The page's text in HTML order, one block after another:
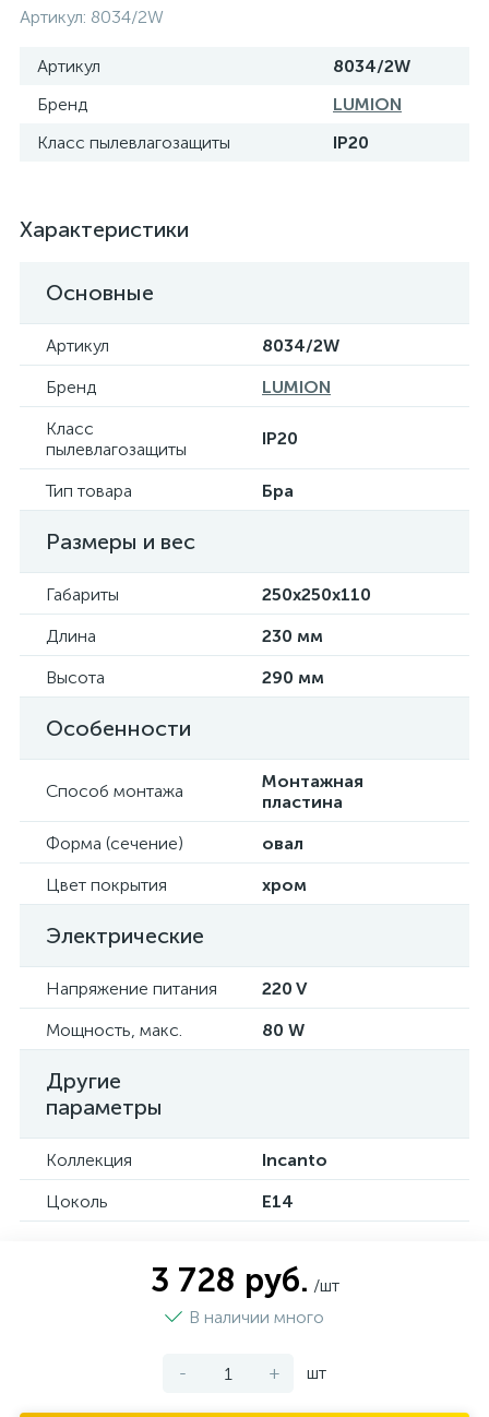
Артикул: 8034/2W
Артикул
8034/2W
Бренд
LUMION
Класс пылевлагозащиты
IP20
Характеристики
Основные
Артикул
8034/2W
Бренд
LUMION
Класс
пылевлагозащиты
IP20
Тип товара Бра
Размеры и вес
Габариты
250х250х110
Длина
230 мм
Высота
290 мм
Особенности
Способ монтажа
Монтажная
пластина
Форма (сечение)
овал
Цвет покрытия
хром
Электрические
Напряжение питания
220 V
Мощность, макс.
80 W
Другие
параметры
Коллекция
Incanto
Цоколь
E14
3 728 руб. /шт
В наличии много
- + шт